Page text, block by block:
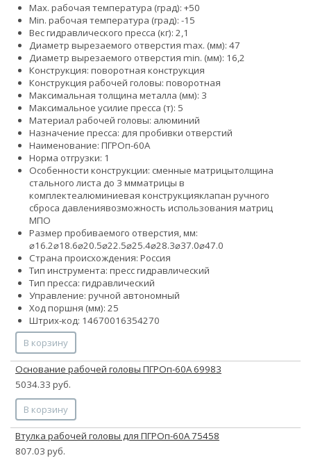
Max. рабочая температура (град): +50
Min. рабочая температура (град): -15
Вес гидравлического пресса (кг): 2,1
Диаметр вырезаемого отверстия max. (мм): 47
Диаметр вырезаемого отверстия min. (мм): 16,2
Конструкция: поворотная конструкция
Конструкция рабочей головы: поворотная
Максимальная толщина металла (мм): 3
Максимальное усилие пресса (т): 5
Материал рабочей головы: алюминий
Назначение пресса: для пробивки отверстий
Наименование: ПГРОп-60А
Норма отгрузки: 1
Особенности конструкции: сменные матрицытолщина
стального листа до 3 ммматрицы в
комплектеалюминиевая конструкцияклапан ручного
сброса давлениявозможность использования матриц
МПО
Размер пробиваемого отверстия, мм:
⌀16.2⌀18.6⌀20.5⌀22.5⌀25.4⌀28.3⌀37.0⌀47.0
Страна происхождения: Россия
Тип инструмента: пресс гидравлический
Тип пресса: гидравлический
Управление: ручной автономный
Ход поршня (мм): 25
Штрих-код: 14670016354270
В корзину
Основание рабочей головы ПГРОп-60А 69983
5034.33 руб.
В корзину
Втулка рабочей головы для ПГРОп-60А 75458
807.03 руб.